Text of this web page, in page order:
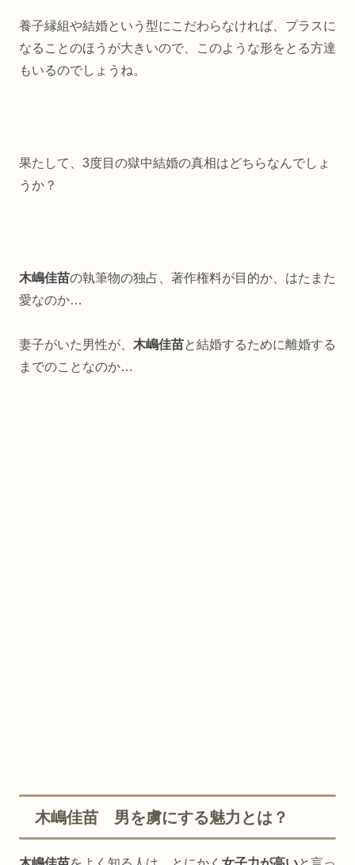
養子縁組や結婚という型にこだわらなければ、プラスに
なることのほうが大きいので、このような形をとる方達
もいるのでしょうね。
果たして、3度目の獄中結婚の真相はどちらなんでしょ
うか？
木嶋佳苗の執筆物の独占、著作権料が目的か、はたまた
愛なのか…
妻子がいた男性が、 木嶋佳苗と結婚するために離婚する
までのことなのか…
木嶋佳苗 男を虜にする魅力とは？